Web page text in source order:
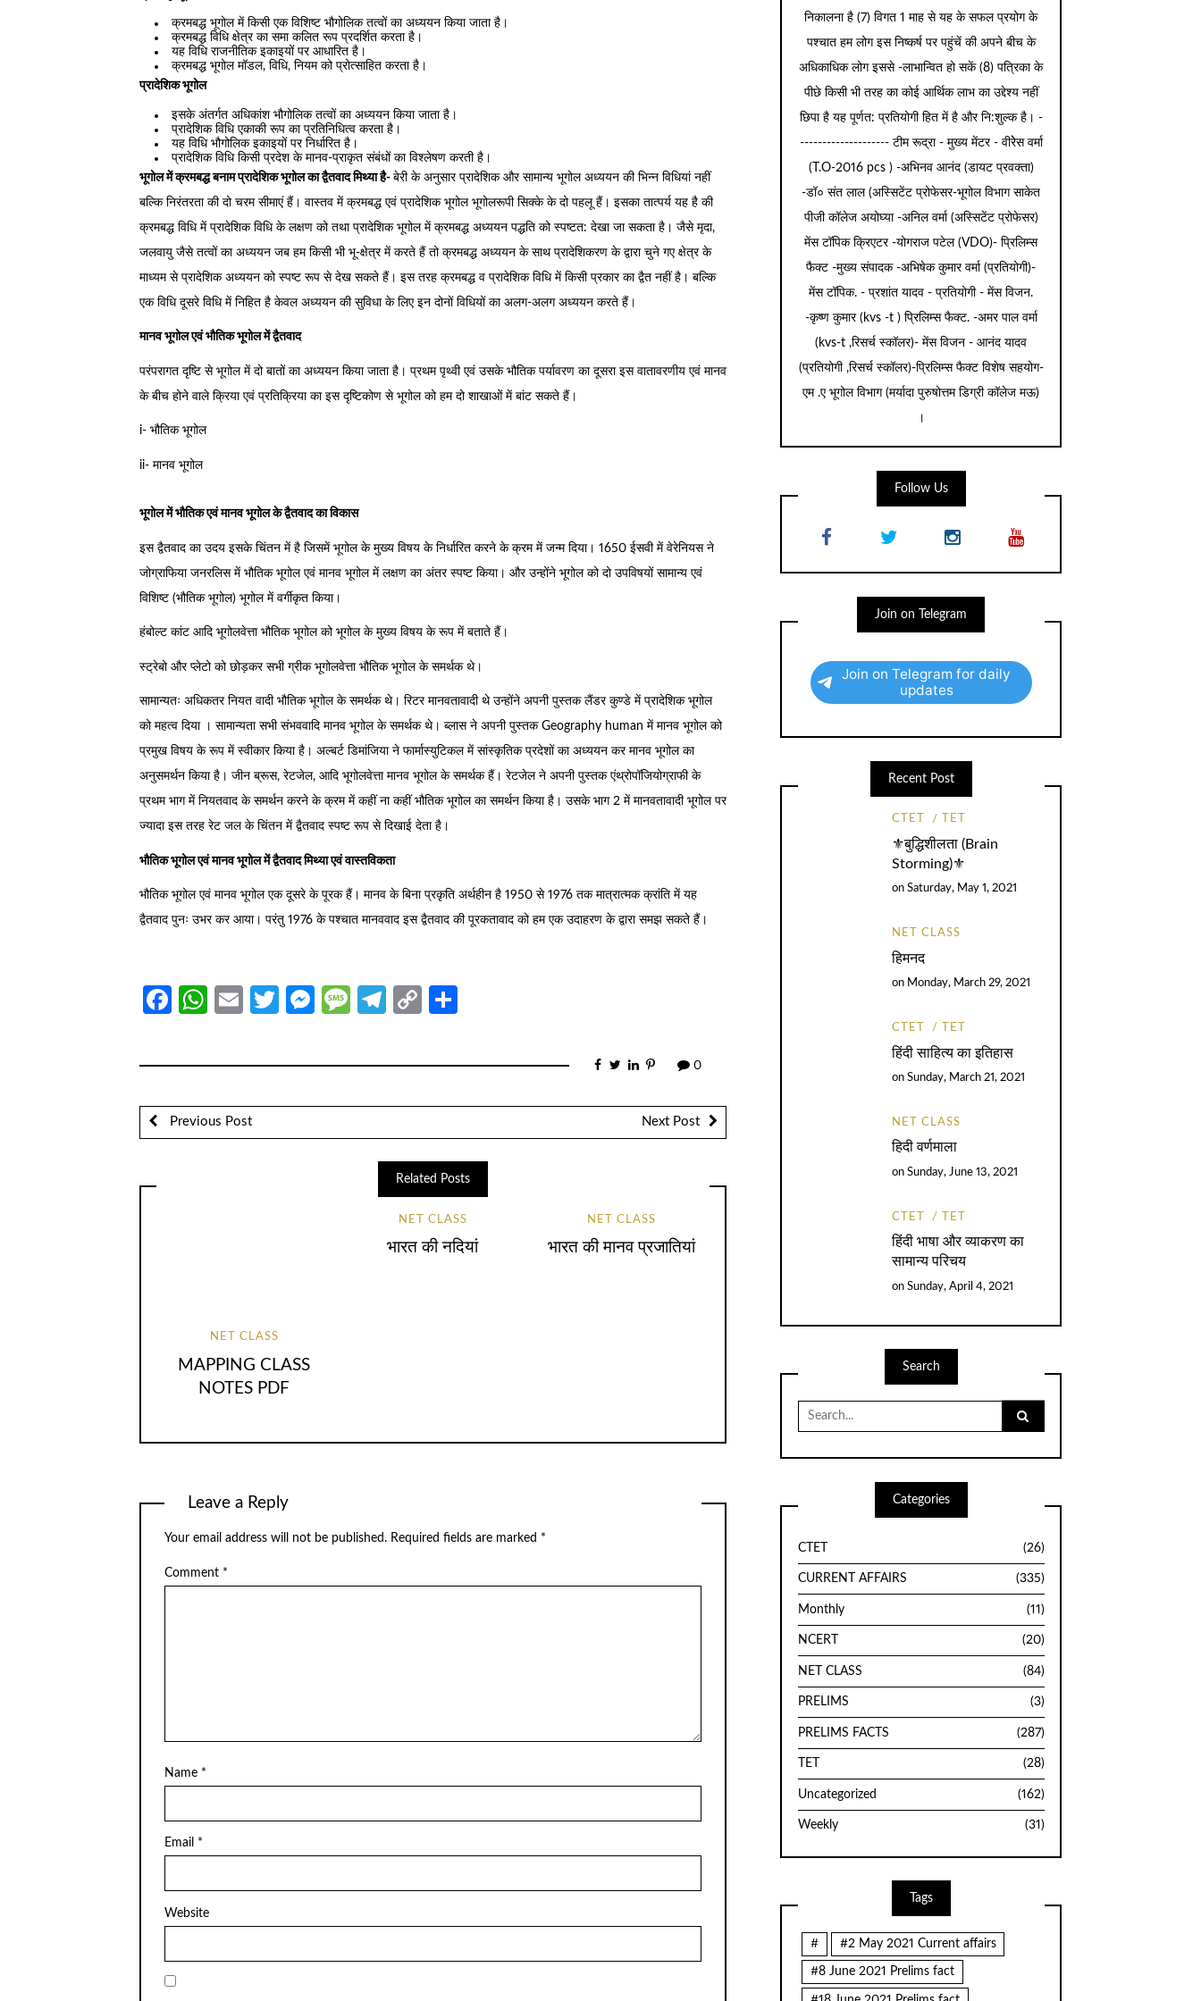
क्रमबद्ध भूगोल में किसी एक विशिष्ट भौगोलिक तत्वों का अध्ययन किया जाता है।
क्रमबद्ध विधि क्षेत्र का समा कलित रूप प्रदर्शित करता है।
यह विधि राजनीतिक इकाइयों पर आधारित है।
क्रमबद्ध भूगोल मॉडल, विधि, नियम को प्रोत्साहित करता है।
प्रादेशिक भूगोल
इसके अंतर्गत अधिकांश भौगोलिक तत्वों का अध्ययन किया जाता है।
प्रादेशिक विधि एकाकी रूप का प्रतिनिधित्व करता है।
यह विधि भौगोलिक इकाइयों पर निर्धारित है।
प्रादेशिक विधि किसी प्रदेश के मानव-प्राकृत संबंधों का विश्लेषण करती है।
भूगोल में क्रमबद्ध बनाम प्रादेशिक भूगोल का द्वैतवाद मिथ्या है- बेरी के अनुसार प्रादेशिक और सामान्य भूगोल अध्ययन की भिन्न विधियां नहीं
बल्कि निरंतरता की दो चरम सीमाएं हैं। वास्तव में क्रमबद्ध एवं प्रादेशिक भूगोल भूगोलरूपी सिक्के के दो पहलू हैं। इसका तात्पर्य यह है की
क्रमबद्ध विधि में प्रादेशिक विधि के लक्षण को तथा प्रादेशिक भूगोल में क्रमबद्ध अध्ययन पद्धति को स्पष्टत: देखा जा सकता है। जैसे मृदा,
जलवायु जैसे तत्वों का अध्ययन जब हम किसी भी भू-क्षेत्र में करते हैं तो क्रमबद्ध अध्ययन के साथ प्रादेशिकरण के द्वारा चुने गए क्षेत्र के
माध्यम से प्रादेशिक अध्ययन को स्पष्ट रूप से देख सकते हैं। इस तरह क्रमबद्ध व प्रादेशिक विधि में किसी प्रकार का द्वैत नहीं है। बल्कि
एक विधि दूसरे विधि में निहित है केवल अध्ययन की सुविधा के लिए इन दोनों विधियों का अलग-अलग अध्ययन करते हैं।
मानव भूगोल एवं भौतिक भूगोल में द्वैतवाद
परंपरागत दृष्टि से भूगोल में दो बातों का अध्ययन किया जाता है। प्रथम पृथ्वी एवं उसके भौतिक पर्यावरण का दूसरा इस वातावरणीय एवं मानव
के बीच होने वाले क्रिया एवं प्रतिक्रिया का इस दृष्टिकोण से भूगोल को हम दो शाखाओं में बांट सकते हैं।
i- भौतिक भूगोल
ii- मानव भूगोल
भूगोल में भौतिक एवं मानव भूगोल के द्वैतवाद का विकास
इस द्वैतवाद का उदय इसके चिंतन में है जिसमें भूगोल के मुख्य विषय के निर्धारित करने के क्रम में जन्म दिया। 1650 ईसवी में वेरेनियस ने
जोग्राफिया जनरलिस में भौतिक भूगोल एवं मानव भूगोल में लक्षण का अंतर स्पष्ट किया। और उन्होंने भूगोल को दो उपविषयों सामान्य एवं
विशिष्ट (भौतिक भूगोल) भूगोल में वर्गीकृत किया।
हंबोल्ट कांट आदि भूगोलवेत्ता भौतिक भूगोल को भूगोल के मुख्य विषय के रूप में बताते हैं।
स्ट्रेबो और प्लेटो को छोड़कर सभी ग्रीक भूगोलवेत्ता भौतिक भूगोल के समर्थक थे।
सामान्यतः अधिकतर नियत वादी भौतिक भूगोल के समर्थक थे। रिटर मानवतावादी थे उन्होंने अपनी पुस्तक लैंडर कुण्डे में प्रादेशिक भूगोल
को महत्व दिया । सामान्यता सभी संभववादि मानव भूगोल के समर्थक थे। ब्लास ने अपनी पुस्तक Geography human में मानव भूगोल को
प्रमुख विषय के रूप में स्वीकार किया है। अल्बर्ट डिमांजिया ने फार्मास्युटिकल में सांस्कृतिक प्रदेशों का अध्ययन कर मानव भूगोल का
अनुसमर्थन किया है। जीन ब्रूस, रेटजेल, आदि भूगोलवेत्ता मानव भूगोल के समर्थक हैं। रेटजेल ने अपनी पुस्तक एंथ्रोपॉजियोग्राफी के
प्रथम भाग में नियतवाद के समर्थन करने के क्रम में कहीं ना कहीं भौतिक भूगोल का समर्थन किया है। उसके भाग 2 में मानवतावादी भूगोल पर
ज्यादा इस तरह रेट जल के चिंतन में द्वैतवाद स्पष्ट रूप से दिखाई देता है।
भौतिक भूगोल एवं मानव भूगोल में द्वैतवाद मिथ्या एवं वास्तविकता
भौतिक भूगोल एवं मानव भूगोल एक दूसरे के पूरक हैं। मानव के बिना प्रकृति अर्थहीन है 1950 से 1976 तक मात्रात्मक क्रांति में यह
द्वैतवाद पुनः उभर कर आया। परंतु 1976 के पश्चात मानववाद इस द्वैतवाद की पूरकतावाद को हम एक उदाहरण के द्वारा समझ सकते हैं।
Facebook
WhatsApp
EmailTwitter
Messenger
Message
Telegram
Copy
0
Previous Post Next Post
Related Posts
NET CLASS
MAPPING CLASS
NOTES PDF
NET CLASS
भारत की नदियां
NET CLASS
भारत की मानव प्रजातियां
Leave a Reply
Your email address will not be published. Required fields are marked *
Comment *
Name *
Email *
Website
निकालना है (7) विगत 1 माह से यह के सफल प्रयोग के
पश्चात हम लोग इस निष्कर्ष पर पहुंचें की अपने बीच के
अधिकाधिक लोग इससे -लाभान्वित हो सकें (8) पत्रिका के
पीछे किसी भी तरह का कोई आर्थिक लाभ का उद्देश्य नहीं
छिपा है यह पूर्णत: प्रतियोगी हित में है और नि:शुल्क है। -
-------------------- टीम रूद्रा - मुख्य मेंटर - वीरेेस वर्मा
(T.O-2016 pcs ) -अभिनव आनंद (डायट प्रवक्ता)
-डॉ० संत लाल (अस्सिटेंट प्रोफेसर-भूगोल विभाग साकेत
पीजी कॉलेज अयोघ्या -अनिल वर्मा (अस्सिटेंट प्रोफेसर)
मेंस टॉपिक क्रिएटर -योगराज पटेल (VDO)- प्रिलिम्स
फैक्ट -मुख्य संपादक -अभिषेक कुमार वर्मा (प्रतियोगी)-
मेंस टॉपिक. - प्रशांत यादव - प्रतियोगी - मेंस विजन.
-कृष्ण कुमार (kvs -t ) प्रिलिम्स फैक्ट. -अमर पाल वर्मा
(kvs-t ,रिसर्च स्कॉलर)- मेंस विजन - आनंद यादव
(प्रतियोगी ,रिसर्च स्कॉलर)-प्रिलिम्स फैक्ट विशेष सहयोग-
एम .ए भूगोल विभाग (मर्यादा पुरुषोत्तम डिग्री कॉलेज मऊ)
।
Follow Us
Join on Telegram
Join on Telegram for daily
updates
Recent Post
CTET TET
⚜️बुद्धिशीलता (Brain
Storming)⚜️
on Saturday, May 1, 2021
NET CLASS
हिमनद
on Monday, March 29, 2021
CTET TET
हिंदी साहित्य का इतिहास
on Sunday, March 21, 2021
NET CLASS
हिदी वर्णमाला
on Sunday, June 13, 2021
CTET TET
हिंदी भाषा और व्याकरण का
सामान्य परिचय
on Sunday, April 4, 2021
Search
Search
for:
Categories
CTET (26)
CURRENT AFFAIRS (335)
Monthly (11)
NCERT (20)
NET CLASS (84)
PRELIMS (3)
PRELIMS FACTS (287)
TET (28)
Uncategorized (162)
Weekly (31)
Tags
# #2 May 2021 Current affairs
#8 June 2021 Prelims fact